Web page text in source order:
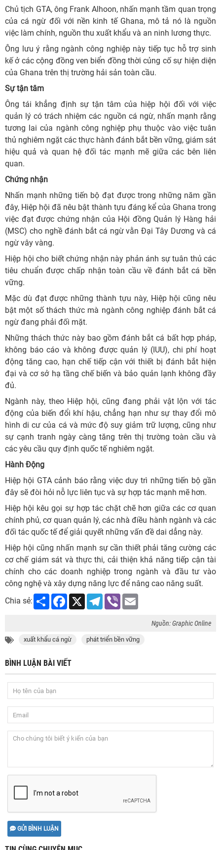
Chủ tịch GTA, ông Frank Alhoon, nhấn mạnh tầm quan trọng
của cá ngừ đối với nền kinh tế Ghana, mô tả nó là nguồn
việc làm chính, nguồn thu xuất khẩu và an ninh lương thực.
Ông lưu ý rằng ngành công nghiệp này tiếp tục hỗ trợ sinh
kế ở các cộng đồng ven biển đồng thời củng cố sự hiện diện
của Ghana trên thị trường hải sản toàn cầu.
Sự tận tâm
Ông tái khẳng định sự tận tâm của hiệp hội đối với việc
quản lý có trách nhiệm các nguồn cá ngừ, nhấn mạnh rằng
tương lai của ngành công nghiệp phụ thuộc vào việc tuân
thủ nghiêm ngặt các thực hành đánh bắt bền vững, giám sát
hiệu quả và quan hệ đối tác mạnh mẽ giữa các bên liên
quan.
Chứng nhận
Nhấn mạnh những tiến bộ đạt được trong những năm gần
đây, Hiệp hội đã nêu bật thành tựu đáng kể của Ghana trong
việc đạt được chứng nhận của Hội đồng Quản lý Hàng hải
(MSC) cho nghề đánh bắt cá ngừ vằn Đại Tây Dương và cá
ngừ vây vàng.
Hiệp hội cho biết chứng nhận này phản ánh sự tuân thủ các
tiêu chuẩn được chấp nhận toàn cầu về đánh bắt cá bền
vững.
Mặc dù đạt được những thành tựu này, Hiệp hội cũng nêu
bật một số thách thức mà ngành công nghiệp đánh bắt cá
ngừ đang phải đối mặt.
Những thách thức này bao gồm đánh bắt cá bất hợp pháp,
không báo cáo và không được quản lý (IUU), chi phí hoạt
động tăng cao, hạn chế tiếp cận với thiết bị đánh bắt hiện
đại và cơ sở hạ tầng chế biến và bảo quản lạnh không đầy
đủ.
Ngành này, theo Hiệp hội, cũng đang phải vật lộn với tác
động của biến đổi khí hậu, chẳng hạn như sự thay đổi mô
hình di cư của cá và mức độ suy giảm trữ lượng, cũng như
sự cạnh tranh ngày càng tăng trên thị trường toàn cầu và
các yêu cầu quy định quốc tế nghiêm ngặt.
Hành Động
Hiệp hội GTA cảnh báo rằng việc duy trì những tiến bộ gần
đây sẽ đòi hỏi nỗ lực liên tục và sự hợp tác mạnh mẽ hơn.
Hiệp hội kêu gọi sự hợp tác chặt chẽ hơn giữa các cơ quan
chính phủ, cơ quan quản lý, các nhà điều hành ngành và các
đối tác quốc tế để giải quyết những vấn đề dai dẳng này.
Hiệp hội cũng nhấn mạnh sự cần thiết phải tăng cường các
cơ chế giám sát và thực thi, cải thiện khả năng tiếp cận tài
chính cho các doanh nghiệp trong ngành và đầu tư vào
công nghệ và xây dựng năng lực để nâng cao năng suất.
Chia sẻ:
Share Facebook
X Telegram
Viber
Nguồn: Graphic Online
xuất khẩu cá ngừ phát triển bền vững
BÌNH LUẬN BÀI VIẾT
GỬI BÌNH LUẬN